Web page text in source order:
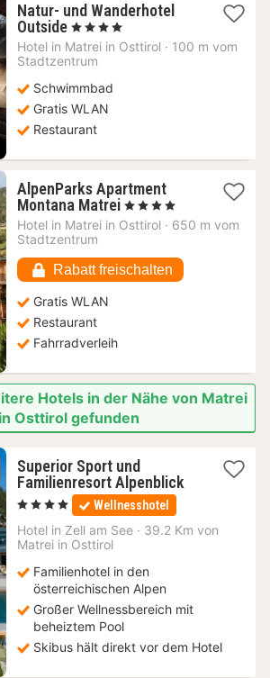
Natur- und Wanderhotel
Outside 1
Nacht
ab
€
, 4 Sterne
Hotel in Matrei in Osttirol · 100 m vom
Stadtzentrum
Schwimmbad
Gratis WLAN
Restaurant
AlpenParks Apartment
Montana Matrei 1
Nacht
€
, 4 Sterne
Hotel in Matrei in Osttirol · 650 m vom
Stadtzentrum
Rabatt freischalten
Gratis WLAN
Restaurant
Fahrradverleih
Hotels in der Nähe von Matrei
in Osttirol gefunden
Superior Sport und
Familienresort Alpenblick2
227,20
, 4 Sterne Wellnesshotel
Hotel in Zell am See · 39.2 Km von
Matrei in Osttirol
Familienhotel in den
österreichischen Alpen
Großer Wellnessbereich mit
beheiztem Pool
Skibus hält direkt vor dem Hotel